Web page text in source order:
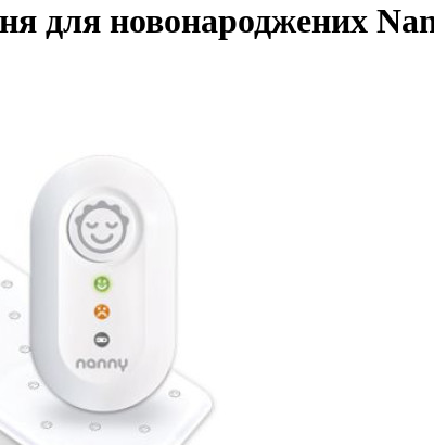
для новонароджених